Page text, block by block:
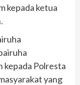
kepada ketua
kepada Polresta
yang